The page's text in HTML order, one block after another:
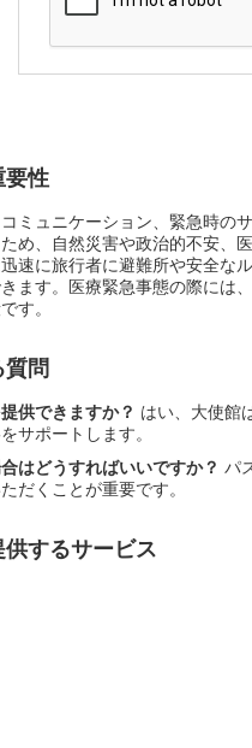
要性
ミュニケーション、緊急時の
め、自然災害や政治的不安
速に旅行者に避難所や安全
ます。医療緊急事態の際に
す。
問
供できますか？ はい、大使館
サポートします。
はどうすればいいですか？ パ
だくことが重要です。
するサービス